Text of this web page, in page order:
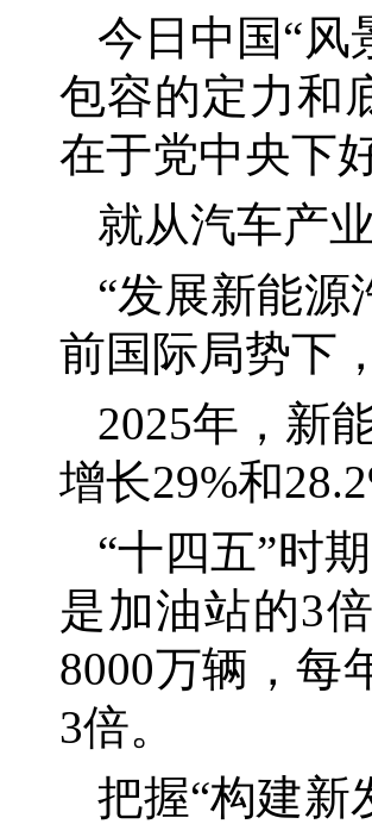
今日中国“风
包容的定力和
在于党中央下
就从汽车产
“发展新能源
前国际局势下
2025年，新
增长29%和
“十四五”时
是加油站的3
8000万辆，每
3倍。
把握“构建新